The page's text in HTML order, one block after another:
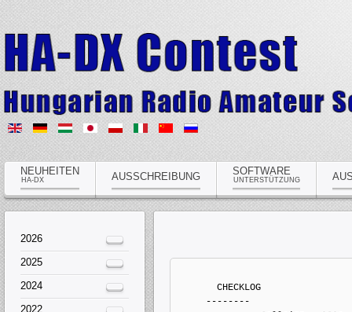
NEUHEITEN
HA-DX AUSSCHREIBUNG SOFTWARE
UNTERSTÜTZUNG
CHECKLOG
--------
2026
2025
2024
2022